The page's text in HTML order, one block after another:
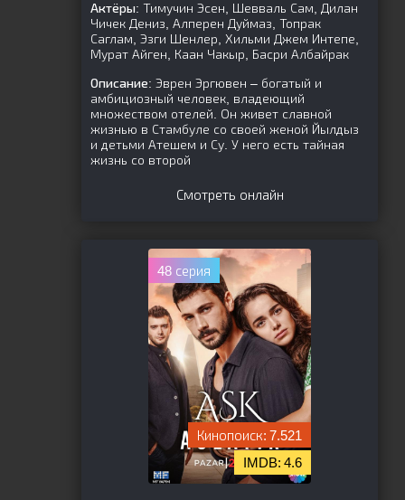
Актёры: Тимучин Эсен, Шевваль Сам, Дилан
Чичек Дениз, Алперен Дуймаз, Топрак
Саглам, Эзги Шенлер, Хильми Джем Интепе,
Мурат Айген, Каан Чакыр, Басри Албайрак
Описание: Эврен Эргювен – богатый и
амбициозный человек, владеющий
множеством отелей. Он живет славной
жизнью в Стамбуле со своей женой Йылдыз
и детьми Атешем и Су. У него есть тайная
жизнь со второй
Смотреть онлайн
48 серия
7.521
4.6